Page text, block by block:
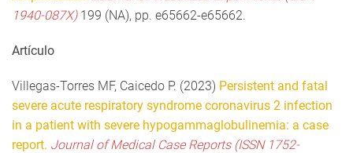
1940-087X)199 (NA), pp. e65662-e65662.
Artículo
Villegas-Torres MF, Caicedo P. (2023) Persistent and fatal
severe acute respiratory syndrome coronavirus 2 infection
in a patient with severe hypogammaglobulinemia: a case
report. Journal of Medical Case Reports (ISSN 1752-